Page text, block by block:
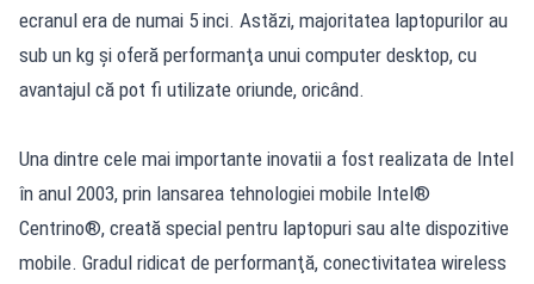
ecranul era de numai 5 inci. Astăzi, majoritatea laptopurilor au
sub un kg şi oferă performanţa unui computer desktop, cu
avantajul că pot fi utilizate oriunde, oricând.
Una dintre cele mai importante inovatii a fost realizata de Intel
în anul 2003, prin lansarea tehnologiei mobile Intel®
Centrino®, creată special pentru laptopuri sau alte dispozitive
mobile. Gradul ridicat de performanţă, conectivitatea wireless